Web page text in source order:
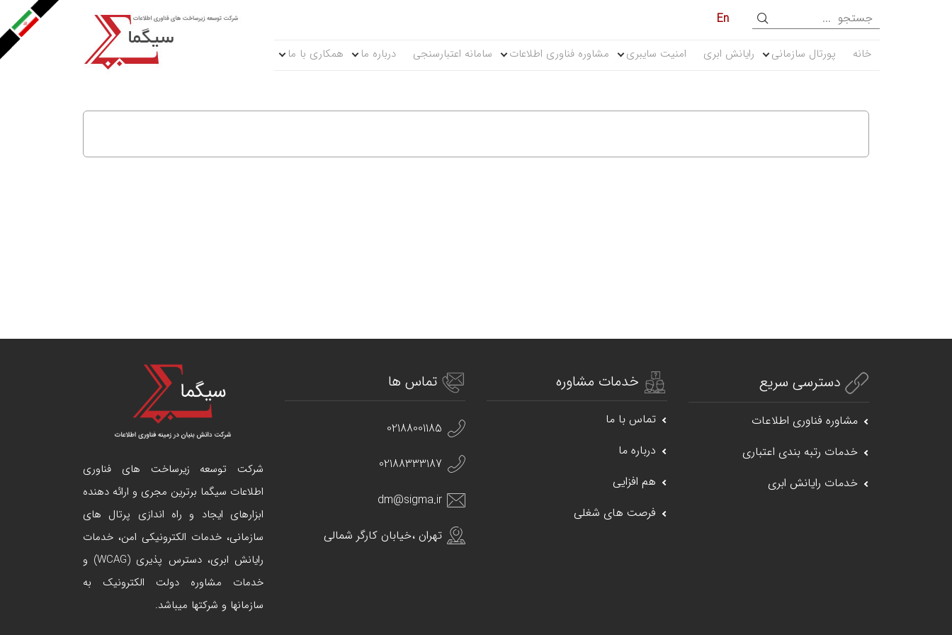
En
خانه پورتال سازمانی رایانش ابری امنیت سایبری مشاوره فناوری اطلاعات سامانه اعتبارسنجی درباره ما همکاری با ما
دسترسی سریع
مشاوره فناوری اطلاعات
خدمات رتبه بندی اعتباری
خدمات رایانش ابری
خدمات مشاوره
تماس با ما
درباره ما
هم افزایی
فرصت های شغلی
تماس ها
02188001185
02188333187
dm@sigma.ir
تهران ،خیابان کارگر شمالی
شرکت توسعه زیرساخت های فناوری
اطلاعات سیگما برترین مجری و ارائه دهنده
ابزارهای ایجاد و راه اندازی پرتال های
سازمانی، خدمات الکترونیکی امن، خدمات
رایانش ابری، دسترس پذیری (WCAG) و
خدمات مشاوره دولت الکترونیک به
سازمانها و شرکتها میباشد.